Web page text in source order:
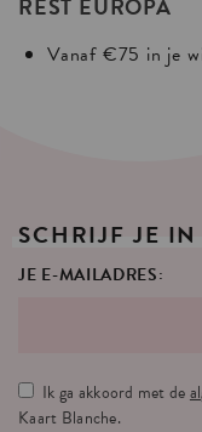
Vanaf €75 in je
SCHRIJF JE IN
JE E-MAILADRES:
Ik ga akkoord met de
Kaart Blanche.